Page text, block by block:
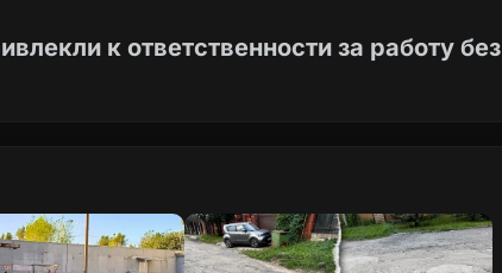
к ответственности за работу без